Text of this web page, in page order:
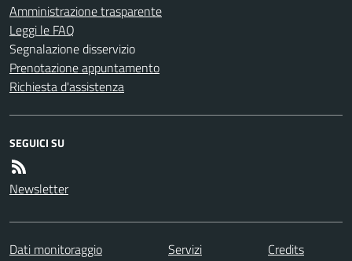
Amministrazione trasparente
Leggi le FAQ
Segnalazione disservizio
Prenotazione appuntamento
Richiesta d'assistenza
SEGUICI SU
Newsletter
Dati monitoraggio Servizi
Credits